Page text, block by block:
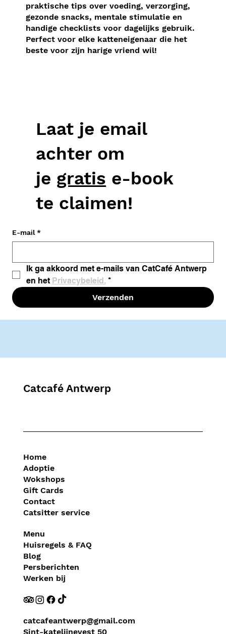
praktische tips over voeding, verzorging,
gezonde snacks, mentale stimulatie en
handige checklists voor dagelijks gebruik.
Perfect voor elke katteneigenaar die het
beste voor zijn harige vriend wil!
Laat je email
achter om
je gratis e-book
te claimen!
E-mail *
Ik ga akkoord met e-mails van CatCafé Antwerp
en het Privacybeleid. *
Verzenden
Catcafé Antwerp
catcafeantwerp@gmail.com
Sint-katelijnevest 50
Home
Adoptie
Wokshops
Gift Cards
Contact
Catsitter service
Menu
Huisregels & FAQ
Blog
Persberichten
Werken bij